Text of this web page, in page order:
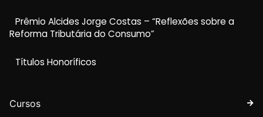
Prêmio Alcides Jorge Costas – “Reflexões sobre a
Reforma Tributária do Consumo”
Títulos Honoríficos
Cursos